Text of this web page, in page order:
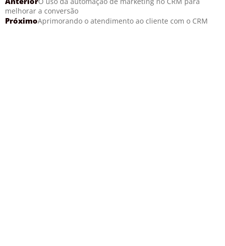
melhorar a conversão
PróximoAprimorando o atendimento ao cliente com o CRM